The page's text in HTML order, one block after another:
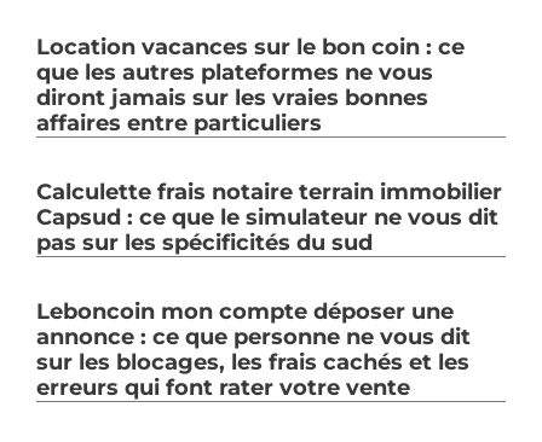
Location vacances sur le bon coin : ce
que les autres plateformes ne vous
diront jamais sur les vraies bonnes
affaires entre particuliers
Calculette frais notaire terrain immobilier
Capsud : ce que le simulateur ne vous dit
pas sur les spécificités du sud
Leboncoin mon compte déposer une
annonce : ce que personne ne vous dit
sur les blocages, les frais cachés et les
erreurs qui font rater votre vente